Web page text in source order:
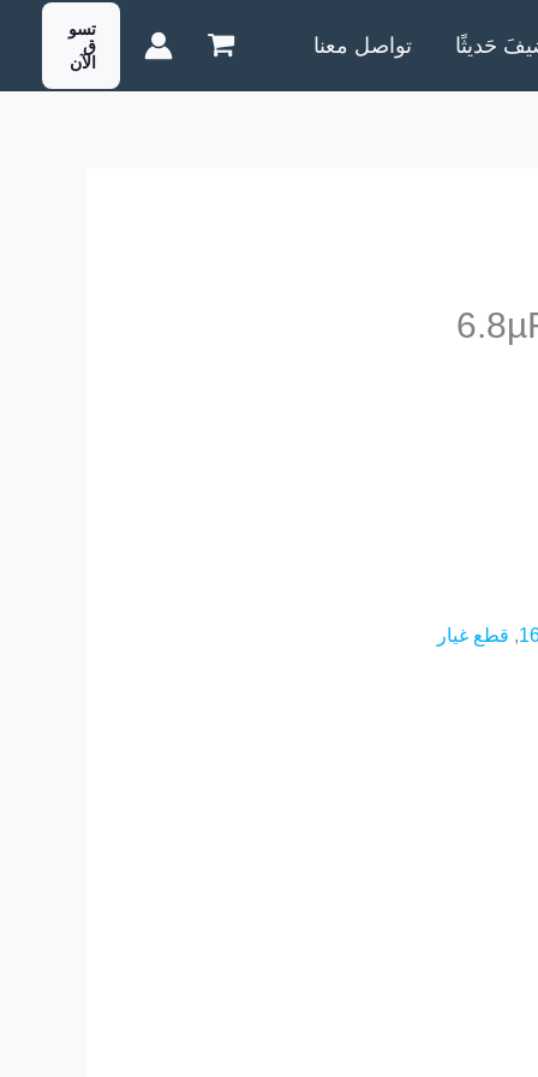
حَديثًا تواصل معنا
تسو
ق
الآن
, قطع غيار